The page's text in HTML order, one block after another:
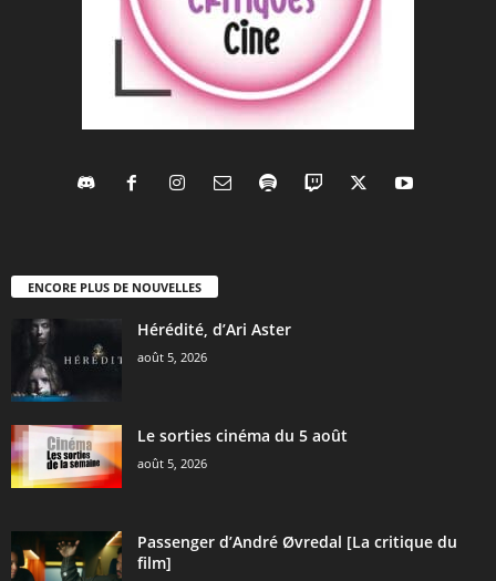
ENCORE PLUS DE NOUVELLES
Hérédité, d’Ari Aster
août 5, 2026
Le sorties cinéma du 5 août
août 5, 2026
Passenger d’André Øvredal [La critique du
film]